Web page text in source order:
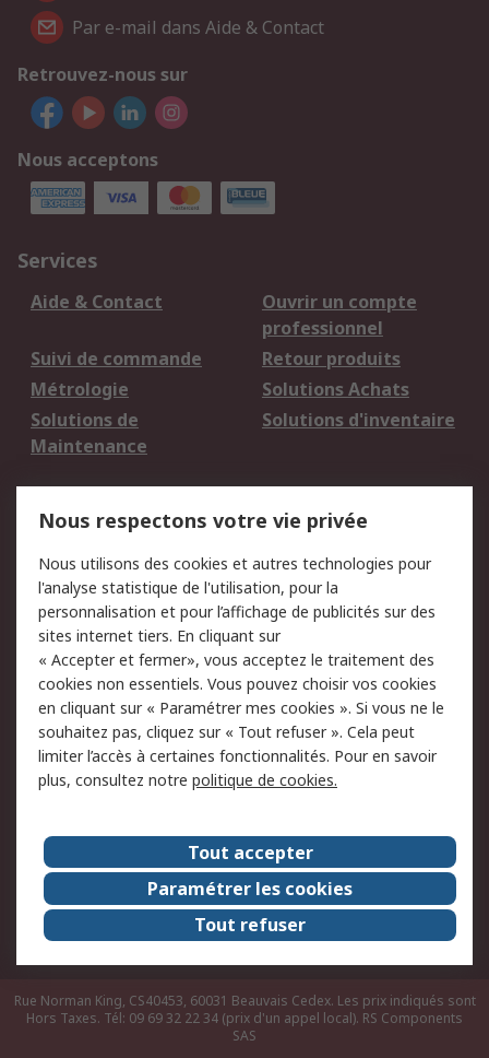
Par e-mail dans Aide & Contact
Retrouvez-nous sur
Nous acceptons
Services
Aide & Contact
Ouvrir un compte
professionnel
Suivi de commande
Retour produits
Métrologie
Solutions Achats
Solutions de
Maintenance
Solutions d'inventaire
du site
Politique de protection
des données - Mise à
jour
Sécurité des E-mails
Conditions générales
de vente
Politique anti-
corruption
Campagnes marketing
A propos de RS
A propos de RS France
Evénements
Le groupe RS Group Plc
Presse
RS dans le monde
Démarche RSE
Nous rejoindre
RS Particuliers
Rue Norman King, CS40453, 60031 Beauvais Cedex. Les prix indiqués sont
Hors Taxes. Tél: 09 69 32 22 34 (prix d'un appel local). RS Components
SAS
Nous respectons votre vie privée
Nous utilisons des cookies et autres technologies pour
l'analyse statistique de l'utilisation, pour la
personnalisation et pour l’affichage de publicités sur des
sites internet tiers. En cliquant sur
« Accepter et fermer», vous acceptez le traitement des
cookies non essentiels. Vous pouvez choisir vos cookies
en cliquant sur « Paramétrer mes cookies ». Si vous ne le
souhaitez pas, cliquez sur « Tout refuser ». Cela peut
limiter l’accès à certaines fonctionnalités. Pour en savoir
plus, consultez notre politique de cookies.
Tout accepter
Paramétrer les cookies
Tout refuser